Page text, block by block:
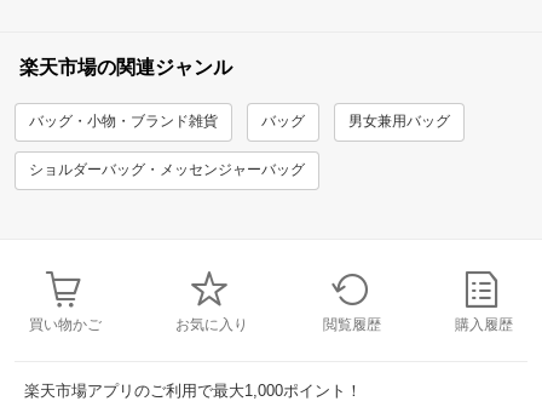
楽天市場の関連ジャンル
バッグ・小物・ブランド雑貨 バッグ 男女兼用バッグ
ショルダーバッグ・メッセンジャーバッグ
買い物かご お気に入り 閲覧履歴 購入履歴
楽天市場アプリのご利用で最大1,000ポイント！